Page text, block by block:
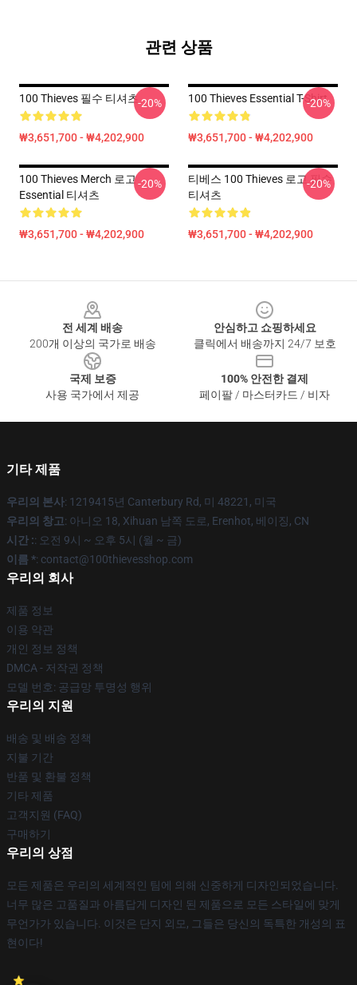
관련 상품
100 Thieves 필수 티셔츠
₩3,651,700 - ₩4,202,900
-20% 100 Thieves Essential T-Shirt
₩3,651,700 - ₩4,202,900
-20%
100 Thieves Merch 로고
Essential 티셔츠
₩3,651,700 - ₩4,202,900
-20%
티베스 100 Thieves 로고 필수
티셔츠
₩3,651,700 - ₩4,202,900
-20%
전 세계 배송
200개 이상의 국가로 배송
안심하고 쇼핑하세요
클릭에서 배송까지 24/7 보호
국제 보증
사용 국가에서 제공
100% 안전한 결제
페이팔 / 마스터카드 / 비자
기타 제품
우리의 본사: 1219415년 Canterbury Rd, 미 48221, 미국
우리의 창고: 아니오 18, Xihuan 남쪽 도로, Erenhot, 베이징, CN
시간 :: 오전 9시 ~ 오후 5시 (월 ~ 금)
이름 *: contact@100thievesshop.com
우리의 회사
제품 정보
이용 약관
개인 정보 정책
DMCA - 저작권 정책
모델 번호: 공급망 투명성 행위
우리의 지원
배송 및 배송 정책
지불 기간
반품 및 환불 정책
기타 제품
고객지원 (FAQ)
구매하기
우리의 상점
모든 제품은 우리의 세계적인 팀에 의해 신중하게 디자인되었습니다.
너무 많은 고품질과 아름답게 디자인 된 제품으로 모든 스타일에 맞게
무언가가 있습니다. 이것은 단지 외모, 그들은 당신의 독특한 개성의 표
현이다!